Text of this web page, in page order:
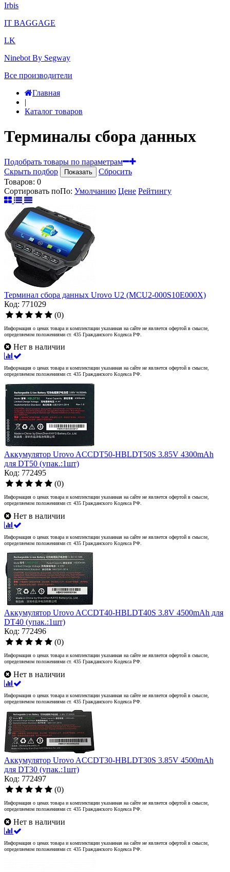
Irbis
IT BAGGAGE
LK
Ninebot By Segway
Все производители
Главная
|
Каталог товаров
Терминалы сбора данных
Подобрать товары по параметрам
Скрыть подбор
Показать
Сбросить
Товаров: 0
Сортировать поПо: Умолчанию Цене Рейтингу
Терминал сбора данных Urovo U2 (MCU2-000S10E000X)
Код: 771029
(0)
Информация о ценах товара и комплектации указанная на сайте не является офертой в смысле,
определяемом положениями ст. 435 Гражданского Кодекса РФ.
Нет в наличии
Информация о ценах товара и комплектации указанная на сайте не является офертой в смысле,
определяемом положениями ст. 435 Гражданского Кодекса РФ.
Аккумулятор Urovo ACCDT50-HBLDT50S 3.85V 4300mAh
для DT50 (упак.:1шт)
Код: 772495
(0)
Информация о ценах товара и комплектации указанная на сайте не является офертой в смысле,
определяемом положениями ст. 435 Гражданского Кодекса РФ.
Нет в наличии
Информация о ценах товара и комплектации указанная на сайте не является офертой в смысле,
определяемом положениями ст. 435 Гражданского Кодекса РФ.
Аккумулятор Urovo ACCDT40-HBLDT40S 3.8V 4500mAh для
DT40 (упак.:1шт)
Код: 772496
(0)
Информация о ценах товара и комплектации указанная на сайте не является офертой в смысле,
определяемом положениями ст. 435 Гражданского Кодекса РФ.
Нет в наличии
Информация о ценах товара и комплектации указанная на сайте не является офертой в смысле,
определяемом положениями ст. 435 Гражданского Кодекса РФ.
Аккумулятор Urovo ACCDT30-HBLDT30S 3.85V 4500mAh
для DT30 (упак.:1шт)
Код: 772497
(0)
Информация о ценах товара и комплектации указанная на сайте не является офертой в смысле,
определяемом положениями ст. 435 Гражданского Кодекса РФ.
Нет в наличии
Информация о ценах товара и комплектации указанная на сайте не является офертой в смысле,
определяемом положениями ст. 435 Гражданского Кодекса РФ.